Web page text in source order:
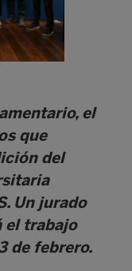
el
que
del
Un jurado
el trabajo
de febrero.